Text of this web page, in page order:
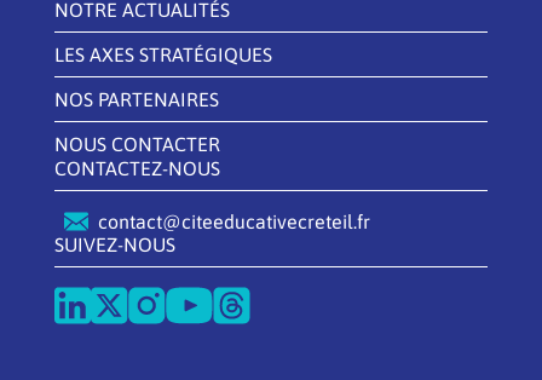
NOTRE ACTUALITÉS
LES AXES STRATÉGIQUES
NOS PARTENAIRES
NOUS CONTACTER
CONTACTEZ-NOUS
contact@citeeducativecreteil.fr
SUIVEZ-NOUS